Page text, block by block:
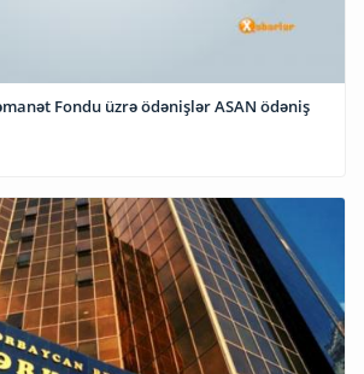
Fondu üzrə ödənişlər ASAN ödəniş